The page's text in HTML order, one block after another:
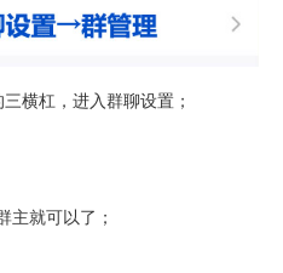
横杠，进入群聊设置；
主就可以了；